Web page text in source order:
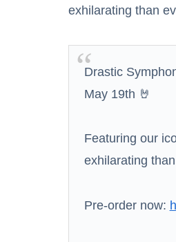
若林有子アナ 仰向
【王座戦】広瀬章人
原田葵アナ ノース
exhilarating than
Drastic
May 19th 🤘
Featuring our
exhilarating
Pre-order now: